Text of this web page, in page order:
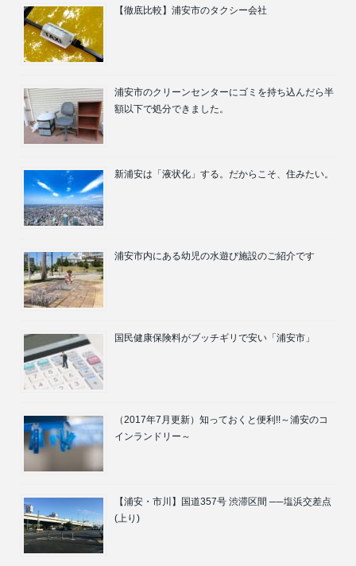
【徹底比較】浦安市のタクシー会社
浦安市のクリーンセンターにゴミを持ち込んだら半
額以下で処分できました。
新浦安は「液状化」する。だからこそ、住みたい。
浦安市内にある幼児の水遊び施設のご紹介です
国民健康保険料がブッチギリで安い「浦安市」
（2017年7月更新）知っておくと便利!!～浦安のコ
インランドリー～
【浦安・市川】国道357号 渋滞区間 ──塩浜交差点
(上り)